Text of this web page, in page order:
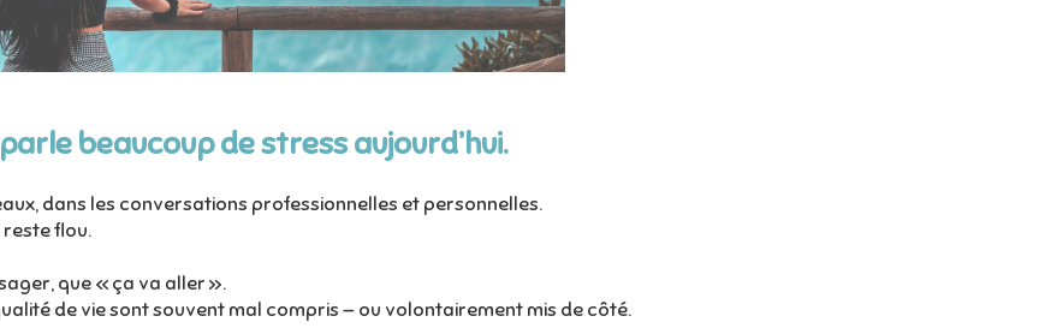
beaucoup de stress aujourd’hui.
dans les conversations professionnelles et personnelles.
flou.
que « ça va aller ».
de vie sont souvent mal compris — ou volontairement mis de côté.